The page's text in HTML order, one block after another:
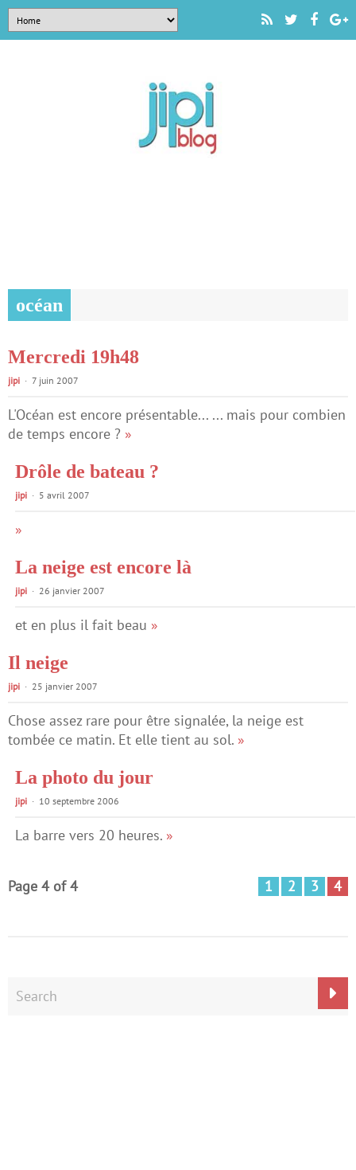
océan
Mercredi 19h48
jipi 7 juin 2007
L'Océan est encore présentable... ... mais pour combien
de temps encore ? »
Drôle de bateau ?
jipi 5 avril 2007
»
La neige est encore là
jipi 26 janvier 2007
et en plus il fait beau »
Il neige
jipi 25 janvier 2007
Chose assez rare pour être signalée, la neige est
tombée ce matin. Et elle tient au sol. »
La photo du jour
jipi 10 septembre 2006
La barre vers 20 heures. »
Page 4 of 4 1 2 3 4